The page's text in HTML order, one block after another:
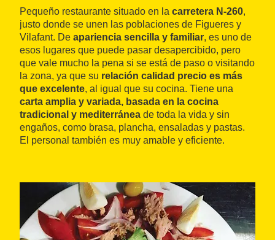
Pequeño restaurante situado en la carretera N-260,
justo donde se unen las poblaciones de Figueres y
Vilafant. De apariencia sencilla y familiar, es uno de
esos lugares que puede pasar desapercibido, pero
que vale mucho la pena si se está de paso o visitando
la zona, ya que su relación calidad precio es más
que excelente, al igual que su cocina. Tiene una
carta amplia y variada, basada en la cocina
tradicional y mediterránea de toda la vida y sin
engaños, como brasa, plancha, ensaladas y pastas.
El personal también es muy amable y eficiente.